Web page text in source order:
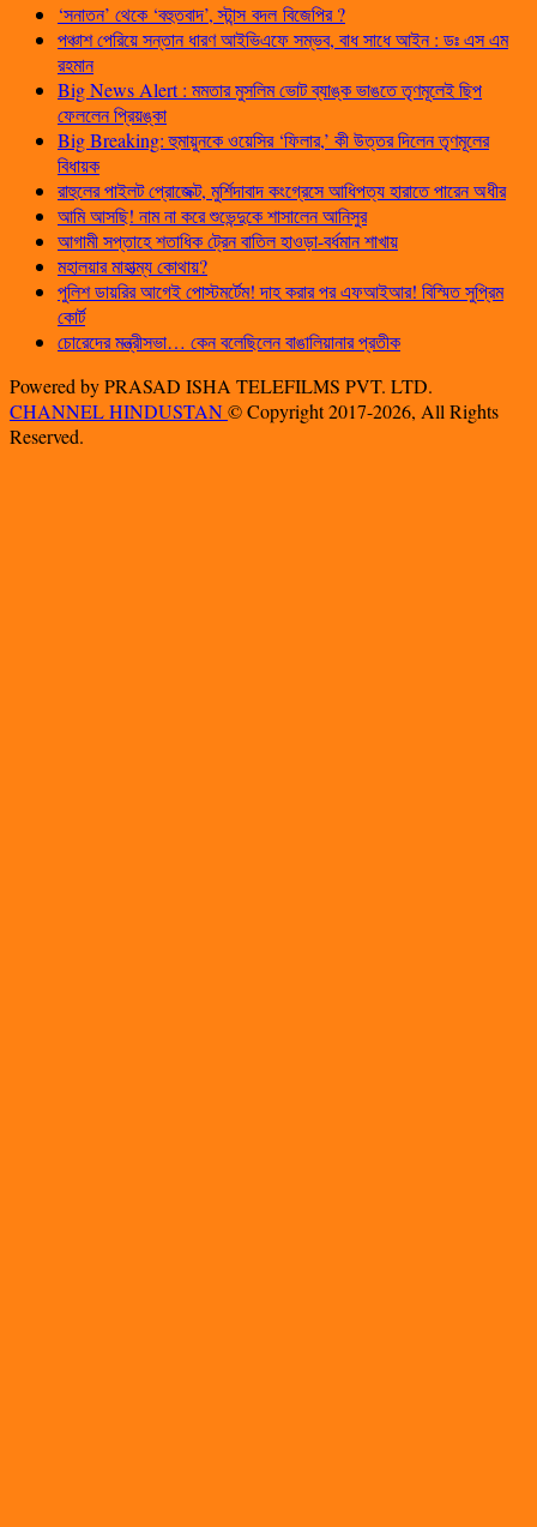
‘সনাতন’ থেকে ‘বহুতবাদ’, স্টান্স বদল বিজেপির ?
পঞ্চাশ পেরিয়ে সন্তান ধারণ আইভিএফে সম্ভব, বাধ সাধে আইন : ডঃ এস এম
রহমান
Big News Alert : মমতার মুসলিম ভোট ব্যাঙ্ক ভাঙতে তৃণমূলেই ছিপ
ফেললেন প্রিয়ঙ্কা
Big Breaking: হুমায়ুনকে ওয়েসির ‘ফিলার,’ কী উত্তর দিলেন তৃণমূলের
বিধায়ক
রাহুলের পাইলট প্রোজেক্ট, মুর্শিদাবাদ কংগ্রেসে আধিপত্য হারাতে পারেন অধীর
আমি আসছি! নাম না করে শুভেন্দুকে শাসালেন আনিসুর
আগামী সপ্তাহে শতাধিক ট্রেন বাতিল হাওড়া-বর্ধমান শাখায়
মহালয়ার মাহাত্ম্য কোথায়?
পুলিশ ডায়রির আগেই পোস্টমর্টেম! দাহ করার পর এফআইআর! বিস্মিত সুপ্রিম
কোর্ট
চোরেদের মন্ত্রীসভা… কেন বলেছিলেন বাঙালিয়ানার প্রতীক
Powered by PRASAD ISHA TELEFILMS PVT. LTD.
CHANNEL HINDUSTAN© Copyright 2017-2026, All Rights
Reserved.